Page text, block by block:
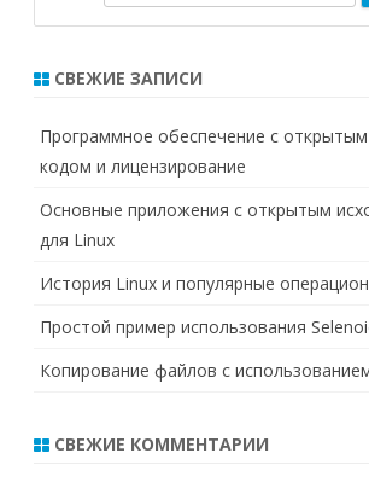
с
СВЕЖИЕ ЗАПИСИ
Программное обеспечение с
кодом и лицензирование
Основные приложения с открытым
для Linux
История Linux и популярные
Простой пример использования
Копирование файлов с
СВЕЖИЕ КОММЕНТАРИИ